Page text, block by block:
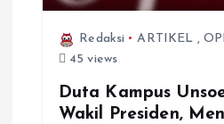
Redaksi ARTIKEL ,
45 views
Duta Kampus
Wakil Presiden,